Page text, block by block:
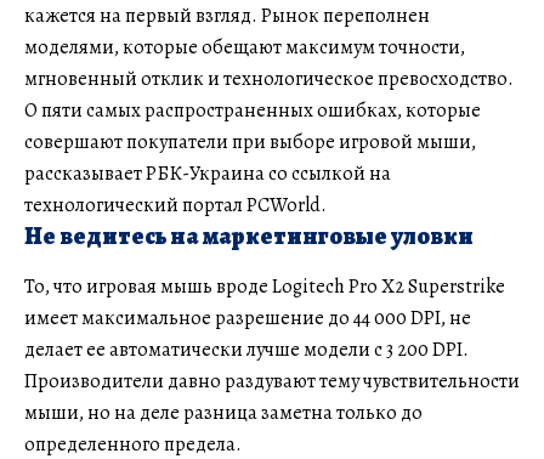
кажется на первый взгляд. Рынок переполнен
моделями, которые обещают максимум точности,
мгновенный отклик и технологическое превосходство.
О пяти самых распространенных ошибках, которые
совершают покупатели при выборе игровой мыши,
рассказывает РБК-Украина со ссылкой на
технологический портал PCWorld.
Не ведитесь на маркетинговые уловки
То, что игровая мышь вроде Logitech Pro X2 Superstrike
имеет максимальное разрешение до 44 000 DPI, не
делает ее автоматически лучше модели с 3 200 DPI.
Производители давно раздувают тему чувствительности
мыши, но на деле разница заметна только до
определенного предела.